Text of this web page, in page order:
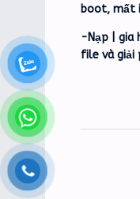
boot, mất
-Nạp | gia
file và giải